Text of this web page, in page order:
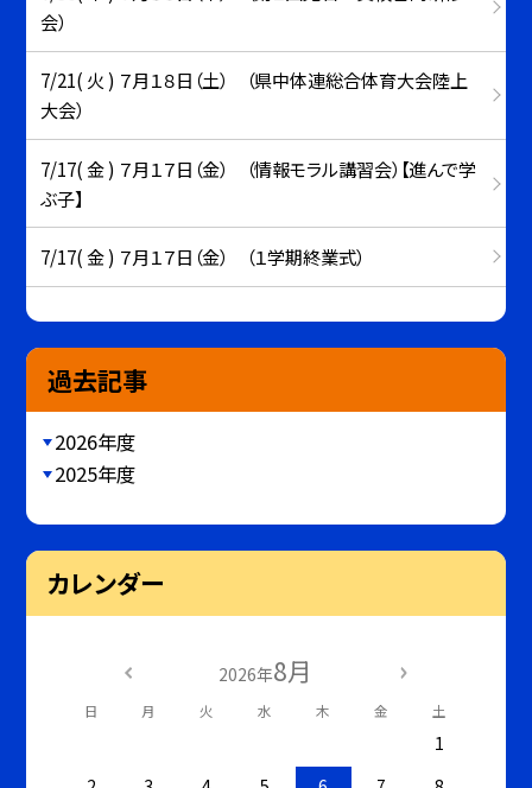
会）
7/21( 火 ) ７月１８日（土） （県中体連総合体育大会陸上
大会）
7/17( 金 ) ７月１７日（金） （情報モラル講習会）【進んで学
ぶ子】
7/17( 金 ) ７月１７日（金） （１学期終業式）
過去記事
2026年度
2025年度
カレンダー
2026年8月
日 月 火 水 木 金 土
1